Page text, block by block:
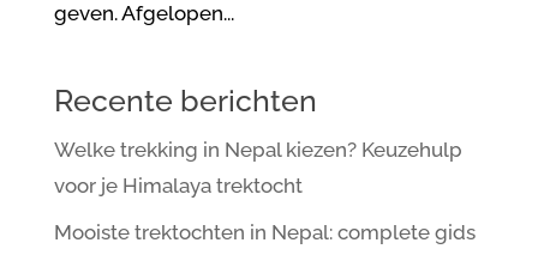
geven. Afgelopen...
Recente berichten
Welke trekking in Nepal kiezen? Keuzehulp
voor je Himalaya trektocht
Mooiste trektochten in Nepal: complete gids